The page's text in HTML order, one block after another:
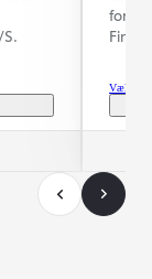
for
Vælg bil